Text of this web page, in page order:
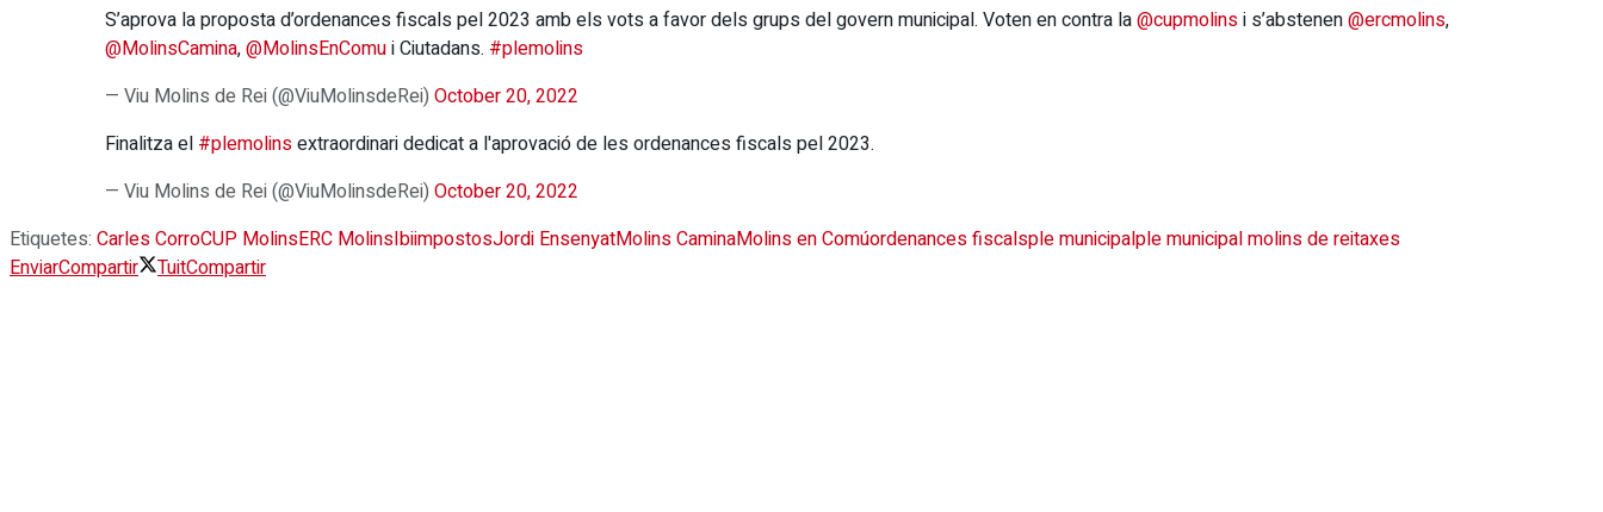
S’aprova la proposta d’ordenances fiscals pel 2023 amb els vots a favor dels grups del govern municipal. Voten en contra la@cupmolinsi s’abstenen@ercmolins,
@MolinsCamina,@MolinsEnComui Ciutadans. #plemolins
— Viu Molins de Rei (@ViuMolinsdeRei) October 20, 2022
Finalitza el #plemolinsextraordinari dedicat a l'aprovació de les ordenances fiscals pel 2023.
— Viu Molins de Rei (@ViuMolinsdeRei) October 20, 2022
Etiquetes: Carles CorroCUP MolinsERC MolinsIbiimpostosJordi EnsenyatMolins CaminaMolins en Comúordenances fiscalsple municipalple municipal molins de reitaxes
EnviarCompartir TuitCompartir